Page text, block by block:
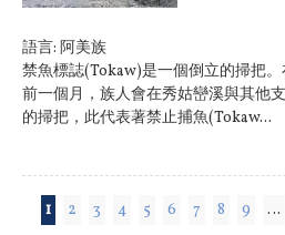
語言: 阿美族
禁魚標誌(Tokaw)是一個倒立的掃把
前一個月，族人會在秀姑巒溪與其他
的掃把，此代表著禁止捕魚(Tokaw...
頁面
1 2 3 4 5 6 7 8 9 …